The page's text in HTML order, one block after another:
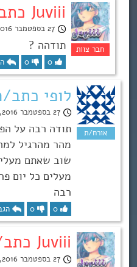
Juviii כתב/ה:
27 בספטמבר 2016, 22:54
תודהה ?
0
0
לופי
27 בספטמבר 2016, 22:36
תודה רבה על
מהר מהרגיל
שוב שאתם
רבה
0
0
Juviii כתב/ה:
27 בספטמבר 2016, 22:30